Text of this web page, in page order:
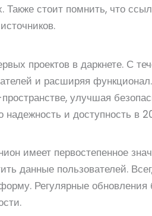
стоит помнить, что
проектов в даркнете. С
и расширяя
улучшая
надежность и доступность в
имеет первостепенное
данные пользователей.
Регулярные